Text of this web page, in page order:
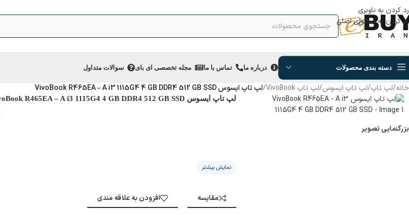
رد کردن به ناوبری
رد کردن به محتوای اصلی
دسته بندی محصولات درباره ما تماس با ما مجله تخصصی ای‌ بای سوالات متداول
خانه/لپ تاپ/لپ تاپ ایسوس/لپ تاپ VivoBook /لپ تاپ ایسوس VivoBook R465EA – A i3 1115G4 4 GB DDR4 512 GB SSD
بزرگنمایی تصویر
لپ تاپ ایسوس VivoBook R465EA – A i3 1115G4 4 GB DDR4 512 GB SSD
نمایش بیشتر
مقایسه افزودن به علاقه مندی